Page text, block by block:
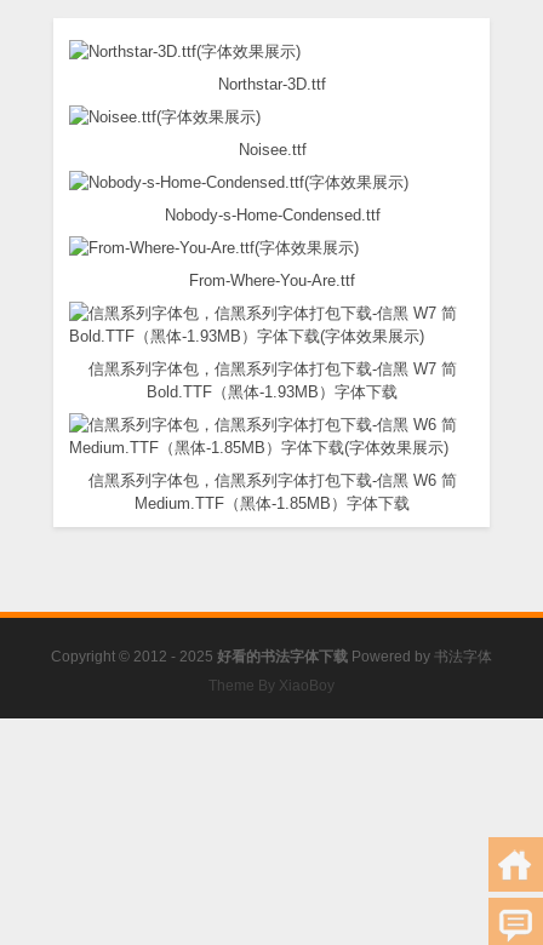
Northstar-3D.ttf
Noisee.ttf
Nobody-s-Home-Condensed.ttf
From-Where-You-Are.ttf
信黑系列字体包，信黑系列字体打包下载-信黑 W7 简
Bold.TTF（黑体-1.93MB）字体下载
信黑系列字体包，信黑系列字体打包下载-信黑 W6 简
Medium.TTF（黑体-1.85MB）字体下载
Copyright © 2012 - 2025 好看的书法字体下载 Powered by 书法字体
Theme By XiaoBoy